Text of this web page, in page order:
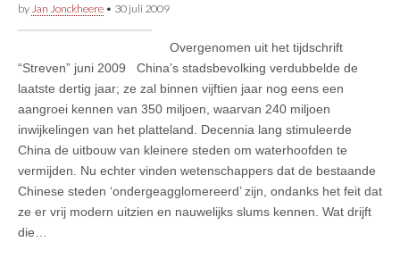
by Jan Jonckheere • 30 juli 2009
Overgenomen uit het tijdschrift
“Streven” juni 2009 China’s stadsbevolking verdubbelde de
laatste dertig jaar; ze zal binnen vijftien jaar nog eens een
aangroei kennen van 350 miljoen, waarvan 240 miljoen
inwijkelingen van het platteland. Decennia lang stimuleerde
China de uitbouw van kleinere steden om waterhoofden te
vermijden. Nu echter vinden wetenschappers dat de bestaande
Chinese steden ‘ondergeagglomereerd’ zijn, ondanks het feit dat
ze er vrij modern uitzien en nauwelijks slums kennen. Wat drijft
die…